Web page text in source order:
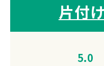
片付
5.0